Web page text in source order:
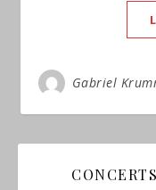
Gabriel